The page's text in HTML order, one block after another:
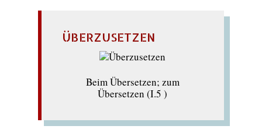
ÜBERZUSETZEN
Beim Übersetzen; zum
Übersetzen (I.5 )